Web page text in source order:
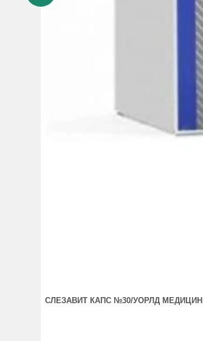
СЛЕЗАВИТ КАПС №30/УОРЛД МЕДИЦИН